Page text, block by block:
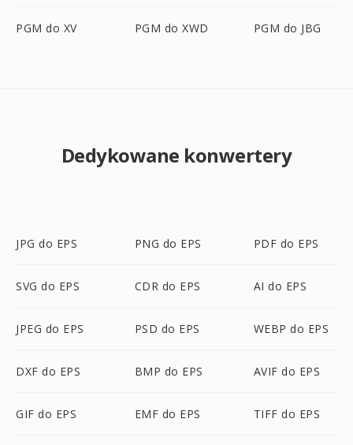
PGM do XV PGM do XWD PGM do JBG
Dedykowane konwertery
JPG do EPS PNG do EPS PDF do EPS
SVG do EPS CDR do EPS AI do EPS
JPEG do EPS PSD do EPS WEBP do EPS
DXF do EPS BMP do EPS AVIF do EPS
GIF do EPS EMF do EPS TIFF do EPS